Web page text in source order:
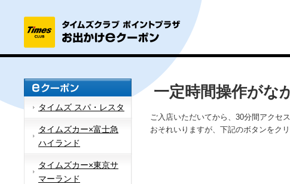
タイムズ スパ・レスタ
タイムズカー×富士急
ハイランド
タイムズカー×東京サ
マーランド
一定時間操作がな
ご入店いただいてから、30分間アクセ
おそれいりますが、下記のボタンをク